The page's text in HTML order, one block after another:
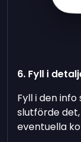
6. Fyll i
Fyll i den
slutförde
eventuella